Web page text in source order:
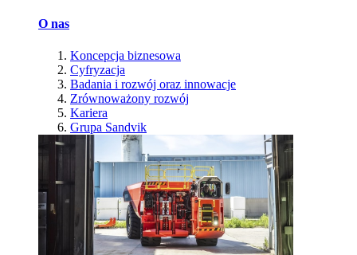
O nas
Koncepcja biznesowa
Cyfryzacja
Badania i rozwój oraz innowacje
Zrównoważony rozwój
Kariera
Grupa Sandvik